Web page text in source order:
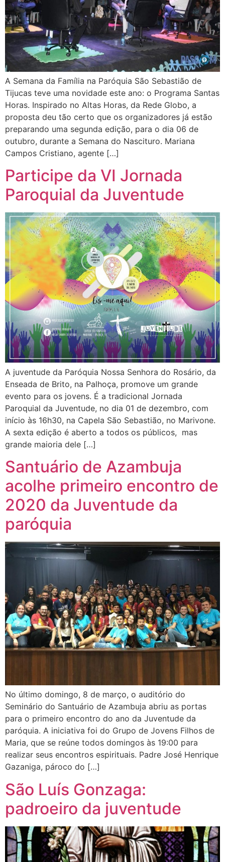
A Semana da Família na Paróquia São Sebastião de
Tijucas teve uma novidade este ano: o Programa Santas
Horas. Inspirado no Altas Horas, da Rede Globo, a
proposta deu tão certo que os organizadores já estão
preparando uma segunda edição, para o dia 06 de
outubro, durante a Semana do Nascituro. Mariana
Campos Cristiano, agente […]
Participe da VI Jornada
Paroquial da Juventude
A juventude da Paróquia Nossa Senhora do Rosário, da
Enseada de Brito, na Palhoça, promove um grande
evento para os jovens. É a tradicional Jornada
Paroquial da Juventude, no dia 01 de dezembro, com
início às 16h30, na Capela São Sebastião, no Marivone.
A sexta edição é aberto a todos os públicos, mas
grande maioria dele […]
Santuário de Azambuja
acolhe primeiro encontro de
2020 da Juventude da
paróquia
No último domingo, 8 de março, o auditório do
Seminário do Santuário de Azambuja abriu as portas
para o primeiro encontro do ano da Juventude da
paróquia. A iniciativa foi do Grupo de Jovens Filhos de
Maria, que se reúne todos domingos às 19:00 para
realizar seus encontros espirituais. Padre José Henrique
Gazaniga, pároco do […]
São Luís Gonzaga:
padroeiro da juventude